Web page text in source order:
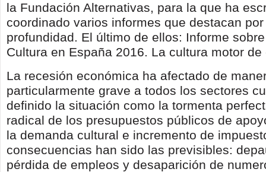
la Fundación Alternativas, para la que ha
coordinado varios informes que destacan
profundidad. El último de ellos: Informe
Cultura en España 2016. La cultura motor de
La recesión económica ha afectado de
particularmente grave a todos los sectores
definido la situación como la tormenta
radical de los presupuestos públicos de
la demanda cultural e incremento de
consecuencias han sido las previsibles:
pérdida de empleos y desaparición de